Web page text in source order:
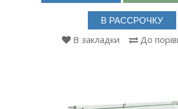
В РАССРОЧКУ
В закладки До